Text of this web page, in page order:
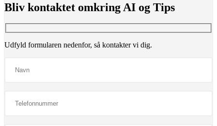
Bliv kontaktet omkring AI og Tips
Udfyld formularen nedenfor, så kontakter vi dig.